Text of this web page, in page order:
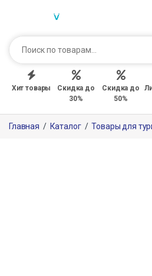
Хит товары
Скидка до
30%
Скидка до
50%
Главная / Каталог / Товары для